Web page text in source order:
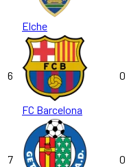
Elche
6
FC Barcelona
0
7 0